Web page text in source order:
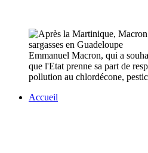
Emmanuel Macron, qui a
que l'Etat prenne sa part de
pollution au chlordécone,
Accueil